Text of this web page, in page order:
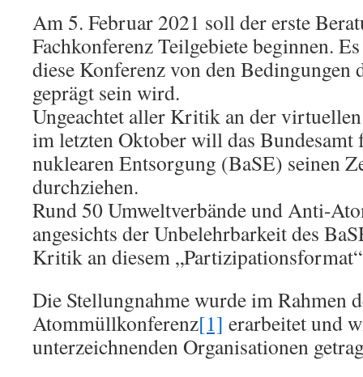
Am 5. Februar 2021 soll der erste
Fachkonferenz Teilgebiete beginnen.
diese Konferenz von den Bedingungen
geprägt sein wird.
Ungeachtet aller Kritik an der
im letzten Oktober will das Bundesamt
nuklearen Entsorgung (BaSE) seinen
durchziehen.
Rund 50 Umweltverbände und Anti-
angesichts der Unbelehrbarkeit des
Kritik an diesem
Die Stellungnahme wurde im Rahmen
Atommüllkonferenz[1] erarbeitet und
unterzeichnenden Organisationen